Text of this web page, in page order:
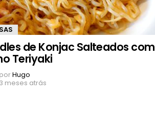
de Konjac Salteados com
Teriyaki
porHugo
3 meses atrás